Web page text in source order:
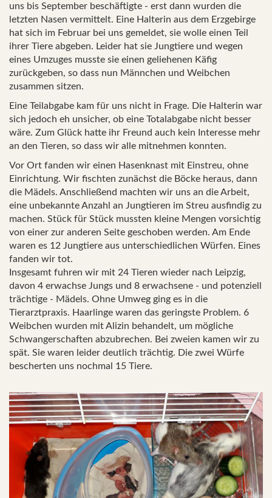
uns bis September beschäftigte - erst dann wurden die
letzten Nasen vermittelt. Eine Halterin aus dem Erzgebirge
hat sich im Februar bei uns gemeldet, sie wolle einen Teil
ihrer Tiere abgeben. Leider hat sie Jungtiere und wegen
eines Umzuges musste sie einen geliehenen Käfig
zurückgeben, so dass nun Männchen und Weibchen
zusammen sitzen.
Eine Teilabgabe kam für uns nicht in Frage. Die Halterin war
sich jedoch eh unsicher, ob eine Totalabgabe nicht besser
wäre. Zum Glück hatte ihr Freund auch kein Interesse mehr
an den Tieren, so dass wir alle mitnehmen konnten.
Vor Ort fanden wir einen Hasenknast mit Einstreu, ohne
Einrichtung. Wir fischten zunächst die Böcke heraus, dann
die Mädels. Anschließend machten wir uns an die Arbeit,
eine unbekannte Anzahl an Jungtieren im Streu ausfindig zu
machen. Stück für Stück mussten kleine Mengen vorsichtig
von einer zur anderen Seite geschoben werden. Am Ende
waren es 12 Jungtiere aus unterschiedlichen Würfen. Eines
fanden wir tot.
Insgesamt fuhren wir mit 24 Tieren wieder nach Leipzig,
davon 4 erwachse Jungs und 8 erwachsene - und potenziell
trächtige - Mädels. Ohne Umweg ging es in die
Tierarztpraxis. Haarlinge waren das geringste Problem. 6
Weibchen wurden mit Alizin behandelt, um mögliche
Schwangerschaften abzubrechen. Bei zweien kamen wir zu
spät. Sie waren leider deutlich trächtig. Die zwei Würfe
bescherten uns nochmal 15 Tiere.